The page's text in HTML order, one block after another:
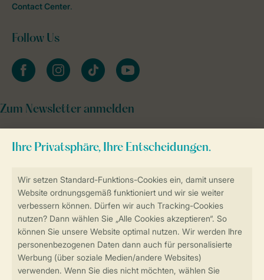
Sicher und schnell zur Online-Buchung
Sichere Datenübertragung
Sicheres Bezahlen
Contact Center.
Follow Us
facebookinstagramtiktok youtube
Zum Newsletter anmelden